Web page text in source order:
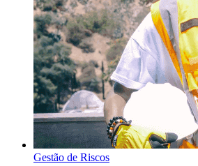
Gestão de Riscos